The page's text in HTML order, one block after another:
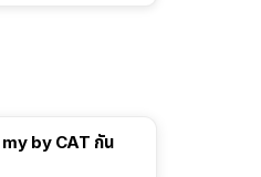
my by CAT กัน